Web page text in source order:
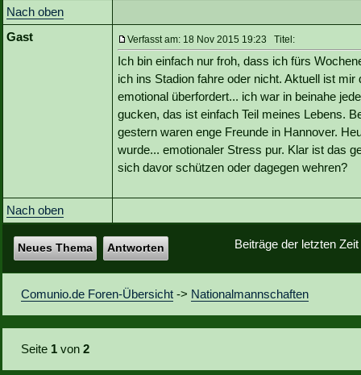
Nach oben
Gast
Verfasst am: 18 Nov 2015 19:23 Titel:
Ich bin einfach nur froh, dass ich fürs
ich ins Stadion fahre oder nicht. Aktuell ist
emotional überfordert... ich war in beinahe
gucken, das ist einfach Teil meines Lebens.
gestern waren enge Freunde in Hannover.
wurde... emotionaler Stress pur. Klar ist das
sich davor schützen oder dagegen wehren?
Nach oben
Beiträge der letzten
Neues Thema Antworten
Comunio.de Foren-Übersicht -> Nationalmannschaften
Seite 1 von2